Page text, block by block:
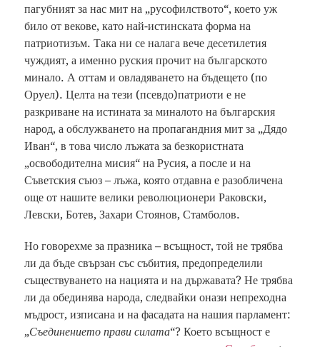
пагубният за нас мит на „русофилството“, което уж
било от векове, като най-истинската форма на
патриотизъм. Така ни се налага вече десетилетия
чуждият, а именно руския прочит на българското
минало. А оттам и овладяването на бъдещето (по
Оруел). Целта на тези (псевдо)патриоти е не
разкриване на истината за миналото на българския
народ, а обслужването на пропагандния мит за „Дядо
Иван“, в това число лъжата за безкористната
„освободителна мисия“ на Русия, а после и на
Съветския съюз – лъжа, която отдавна е разобличена
още от нашите велики революционери Раковски,
Левски, Ботев, Захари Стоянов, Стамболов.
Но говорехме за празника – всъщност, той не трябва
ли да бъде свързан със събития, предопределили
съществуването на нацията и на държавата? Не трябва
ли да обединява народа, следвайки онази непреходна
мъдрост, изписана и на фасадата на нашия парламент:
„Съединението прави силата“? Което всъщност е